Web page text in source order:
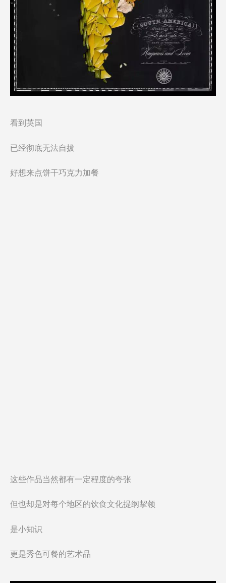
看到英国
已经彻底无法自拔
好想来点饼干巧克力加餐
这些作品当然都有一定程度的夸张
但也却是对每个地区的饮食文化提纲挈领
是小知识
更是秀色可餐的艺术品